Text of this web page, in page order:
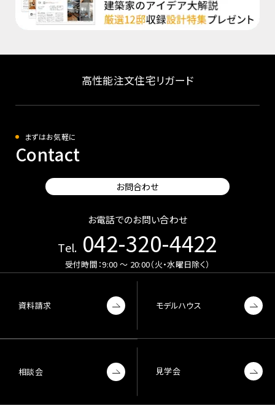
高性能注文住宅リガード
まずはお気軽に
Contact
お問合わせ
お電話でのお問い合わせ
Tel. 042-320-4422
受付時間：9:00 〜 20:00（火・水曜日除く）
資料請求 モデルハウス
相談会 見学会